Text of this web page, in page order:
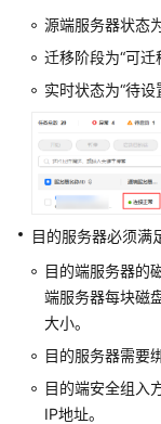
门
用
户
指
南
佳
实
践
SMS
最
实
践
源端服务器状态
迁移阶段为“可迁
实时状态为“待设
目的服务器必须满
目的端服务器的
端服务器每块磁
大小。
目的服务器需要
目的端安全组入
IP地址。